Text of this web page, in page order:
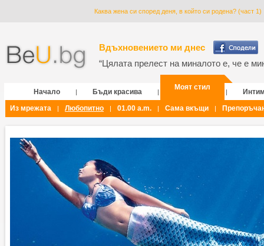
Каква жена си според деня, в който си родена? (част 1)
Вдъхновението ми днес
“Цялата прелест на миналото е, че е
Начало | Бъди красива |
Моят стил
|
Из мрежата
| Любопитно | 01.00 a.m. | Сама вкъщи |